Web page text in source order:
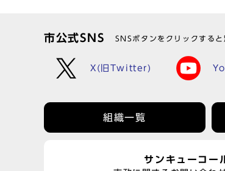
市公式SNS SNSボタンをクリックする
X(旧Twitter)
組織一覧
サンキューコー